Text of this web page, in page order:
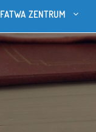
FATWA ZENTRUM